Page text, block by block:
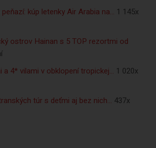
kúp letenky Air Arabia na… 1 145x
ostrov Hainan s 5 TOP rezortmi od
a 4* vilami v obklopení tropickej… 1 020x
túr s deťmi aj bez nich… 437x